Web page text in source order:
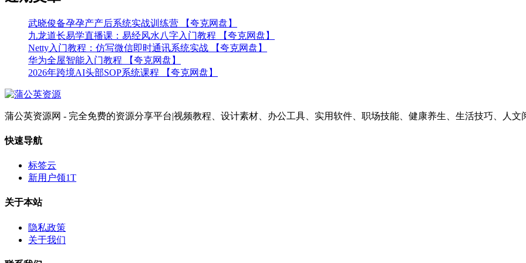
武晓俊备孕孕产产后系统实战训练营 【夸克网盘】
九龙道长易学直播课：易经风水八字入门教程 【夸克网盘】
Netty入门教程：仿写微信即时通讯系统实战 【夸克网盘】
华为全屋智能入门教程 【夸克网盘】
2026年跨境AI头部SOP系统课程 【夸克网盘】
蒲公英资源网 - 完全免费的资源分享平台|视频教程、设计素材、办公工具、实用软件、职场技能、健康养生、生活技巧、人文
快速导航
标签云
新用户领1T
关于本站
隐私政策
关于我们